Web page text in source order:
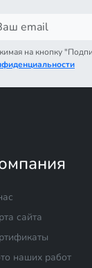
на кнопку
сайта
наших работ